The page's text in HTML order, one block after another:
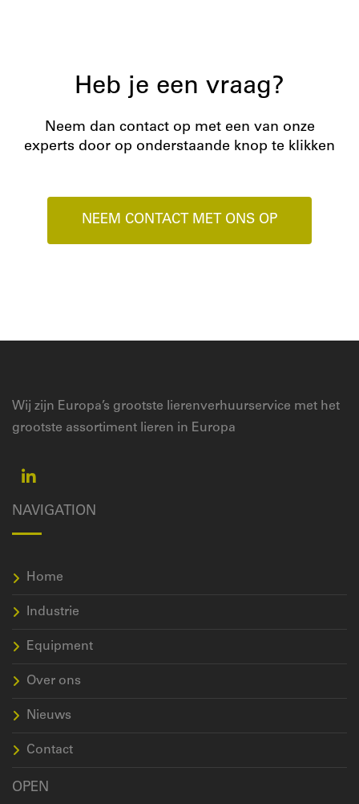
Heb je een vraag?
Neem dan contact op met een van onze
experts door op onderstaande knop te klikken
NEEM CONTACT MET ONS OP
Wij zijn Europa’s grootste lierenverhuurservice met het
grootste assortiment lieren in Europa
NAVIGATION
Home
Industrie
Equipment
Over ons
Nieuws
Contact
OPEN